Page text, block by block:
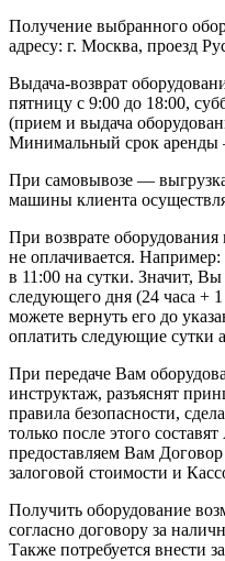
Получение выбранного
адресу: г. Москва, проезд
Выдача-возврат
пятницу с 9:00 до 18:00,
(прием и выдача
Минимальный срок аренды
При самовывозе —
машины клиента
При возврате
не оплачивается.
в 11:00 на сутки. Значит,
следующего дня (24 часа +
можете вернуть его до
оплатить следующие сутки
При передаче Вам
инструктаж, разъяснят
правила безопасности,
только после этого
предоставляем Вам
залоговой стоимости и
Получить оборудование
согласно договору за
Также потребуется внести